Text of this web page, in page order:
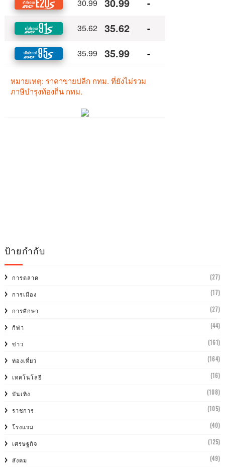
ป้ายกำกับ
การตลาด (27)
การเมือง (17)
การศีกษา (27)
กีฬา (44)
ข่าว (161)
ท่องเที่ยว (164)
เทคโนโลยี (16)
บันเทิง (108)
ราชการ (105)
โรงแรม (40)
เศรษฐกิจ (125)
สังคม (49)